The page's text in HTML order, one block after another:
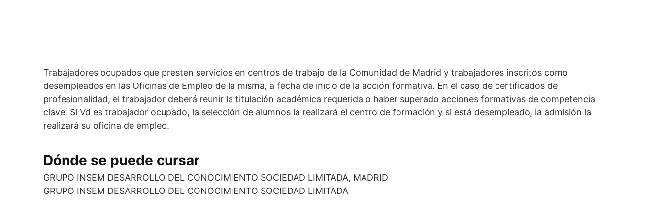
Trabajadores ocupados que presten servicios en centros de trabajo de la Comunidad de Madrid y trabajadores inscritos como
desempleados en las Oficinas de Empleo de la misma, a fecha de inicio de la acción formativa. En el caso de certificados de
profesionalidad, el trabajador deberá reunir la titulación académica requerida o haber superado acciones formativas de competencia
clave. Si Vd es trabajador ocupado, la selección de alumnos la realizará el centro de formación y si está desempleado, la admisión la
realizará su oficina de empleo.
Dónde se puede cursar
GRUPO INSEM DESARROLLO DEL CONOCIMIENTO SOCIEDAD LIMITADA, MADRID
GRUPO INSEM DESARROLLO DEL CONOCIMIENTO SOCIEDAD LIMITADA